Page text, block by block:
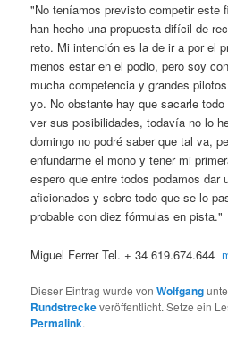
"No teníamos previsto competir este
han hecho una propuesta difícil de
reto. Mi intención es la de ir a por el
menos estar en el podio, pero soy
mucha competencia y grandes
yo. No obstante hay que sacarle
ver sus posibilidades, todavía no lo
domingo no podré saber que tal va,
enfundarme el mono y tener mi
espero que entre todos podamos dar
aficionados y sobre todo que se lo
probable con diez fórmulas en pista."
Miguel Ferrer Tel. + 34 619.674.644
Dieser Eintrag wurde vonWolfgang
Rundstreckeveröffentlicht. Setze ein
Permalink.